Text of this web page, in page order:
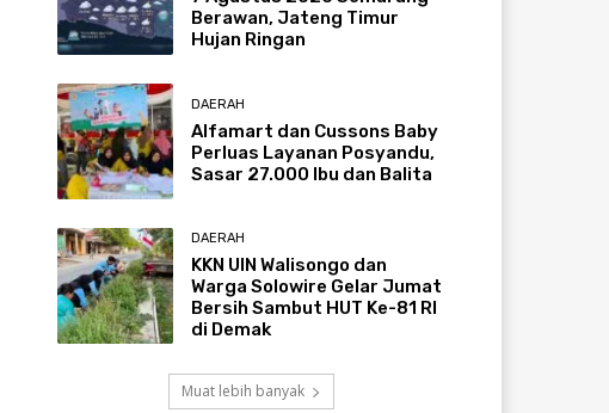
Berawan, Jateng Timur
Hujan Ringan
DAERAH
Alfamart dan Cussons Baby
Perluas Layanan Posyandu,
Sasar 27.000 Ibu dan Balita
DAERAH
KKN UIN Walisongo dan
Warga Solowire Gelar Jumat
Bersih Sambut HUT Ke-81 RI
di Demak
Muat lebih banyak